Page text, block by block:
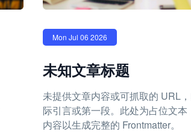
Mon Jul 06 2026
未知文章标题
未提供文章内容或可抓取的 URL
际引言或第一段。此处为占位文
内容以生成完整的 Frontmatter。